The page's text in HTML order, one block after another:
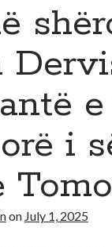
i
on July 1, 2025